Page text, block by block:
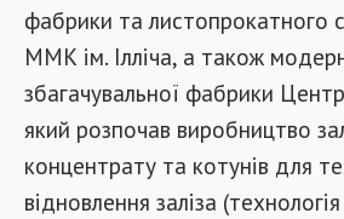
фабрики та листопрокатного
ММК ім. Ілліча, а також
збагачувальної фабрики
який розпочав виробництво
концентрату та котунів для
відновлення заліза